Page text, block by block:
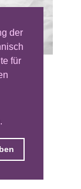
der
für
hatte,
der